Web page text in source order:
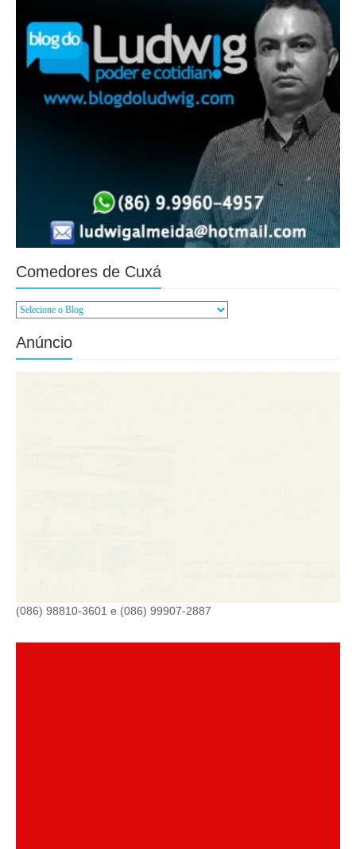
Comedores de Cuxá
Anúncio
(086) 98810-3601 e (086) 99907-2887